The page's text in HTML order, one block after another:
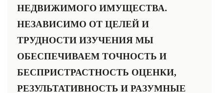
НЕДВИЖИМОГО ИМУЩЕСТВА.
НЕЗАВИСИМО ОТ ЦЕЛЕЙ И
ТРУДНОСТИ ИЗУЧЕНИЯ МЫ
ОБЕСПЕЧИВАЕМ ТОЧНОСТЬ И
БЕСПРИСТРАСТНОСТЬ ОЦЕНКИ,
РЕЗУЛЬТАТИВНОСТЬ И РАЗУМНЫЕ